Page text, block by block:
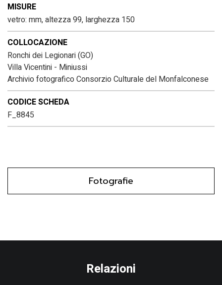
MISURE
vetro: mm, altezza 99, larghezza 150
COLLOCAZIONE
Ronchi dei Legionari (GO)
Villa Vicentini - Miniussi
Archivio fotografico Consorzio Culturale del Monfalconese
CODICE SCHEDA
F_8845
Fotografie
Relazioni